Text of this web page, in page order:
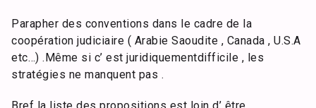
Parapher des conventions dans le cadre de la
coopération judiciaire ( Arabie Saoudite , Canada , U.S.A
etc…) .Même si c’ est juridiquementdifficile , les
stratégies ne manquent pas .